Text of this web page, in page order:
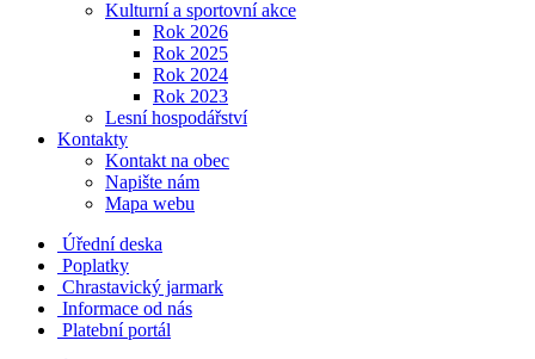
Kulturní a sportovní akce
Rok 2026
Rok 2025
Rok 2024
Rok 2023
Lesní hospodářství
Kontakty
Kontakt na obec
Napište nám
Mapa webu
Úřední deska
Poplatky
Chrastavický jarmark
Informace od nás
Platební portál